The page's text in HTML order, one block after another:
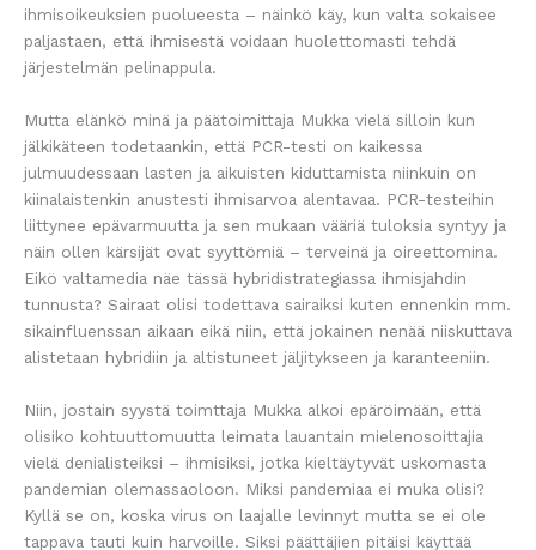
ihmisoikeuksien puolueesta – näinkö käy, kun valta sokaisee
paljastaen, että ihmisestä voidaan huolettomasti tehdä
järjestelmän pelinappula.
Mutta elänkö minä ja päätoimittaja Mukka vielä silloin kun
jälkikäteen todetaankin, että PCR-testi on kaikessa
julmuudessaan lasten ja aikuisten kiduttamista niinkuin on
kiinalaistenkin anustesti ihmisarvoa alentavaa. PCR-testeihin
liittynee epävarmuutta ja sen mukaan vääriä tuloksia syntyy ja
näin ollen kärsijät ovat syyttömiä – terveinä ja oireettomina.
Eikö valtamedia näe tässä hybridistrategiassa ihmisjahdin
tunnusta? Sairaat olisi todettava sairaiksi kuten ennenkin mm.
sikainfluenssan aikaan eikä niin, että jokainen nenää niiskuttava
alistetaan hybridiin ja altistuneet jäljitykseen ja karanteeniin.
Niin, jostain syystä toimttaja Mukka alkoi epäröimään, että
olisiko kohtuuttomuutta leimata lauantain mielenosoittajia
vielä denialisteiksi – ihmisiksi, jotka kieltäytyvät uskomasta
pandemian olemassaoloon. Miksi pandemiaa ei muka olisi?
Kyllä se on, koska virus on laajalle levinnyt mutta se ei ole
tappava tauti kuin harvoille. Siksi päättäjien pitäisi käyttää